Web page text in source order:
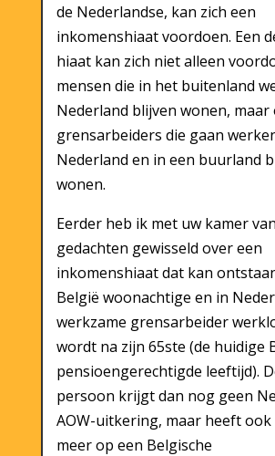
de Nederlandse, kan zich een
inkomenshiaat voordoen. Een
hiaat kan zich niet alleen
mensen die in het buitenland
Nederland blijven wonen, maar
grensarbeiders die gaan
Nederland en in een buurland
wonen.
Eerder heb ik met uw kamer van
gedachten gewisseld over een
inkomenshiaat dat kan
België woonachtige en in
werkzame grensarbeider
wordt na zijn 65ste (de huidige
pensioengerechtigde leeftijd).
persoon krijgt dan nog geen
AOW-uitkering, maar heeft
meer op een Belgische